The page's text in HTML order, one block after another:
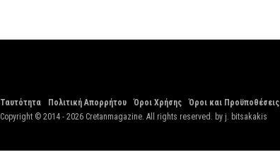
Ταυτότητα Πολιτική Απορρήτου Όροι Χρήσης
Όροι και Προϋποθέσεις
Copyright © 2014 - 2026 Cretanmagazine. All rights reserved. by j. bitsakakis